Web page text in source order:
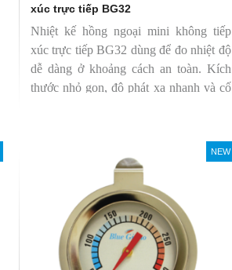
xúc trực tiếp BG32
Nhiệt kế hồng ngoại mini không tiếp
xúc trực tiếp BG32 dùng để đo nhiệt độ
dễ dàng ở khoảng cách an toàn. Kích
thước nhỏ gọn, độ phát xạ nhanh và cố
NEW